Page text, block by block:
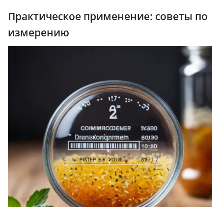
Практическое применение: советы по
измерению